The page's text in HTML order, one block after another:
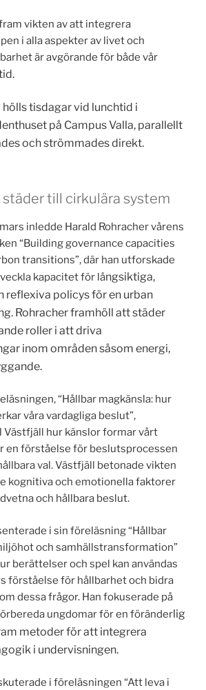
vikten av att integrera
i alla aspekter av livet och
är avgörande för både vår
hölls tisdagar vid lunchtid i
på Campus Valla, parallellt
och strömmades direkt.
städer till cirkulära system
inledde Harald Rohracher vårens
“Building governance capacities
transitions”, där han utforskade
kapacitet för långsiktiga,
reflexiva policys för en urban
Rohracher framhöll att städer
roller i att driva
inom områden såsom energi,
“Hållbar magkänsla: hur
våra vardagliga beslut”,
Västfjäll hur känslor formar vårt
en förståelse för beslutsprocessen
val. Västfjäll betonade vikten
kognitiva och emotionella faktorer
och hållbara beslut.
i sin föreläsning “Hållbar
och samhällstransformation”
berättelser och spel kan användas
förståelse för hållbarhet och bidra
dessa frågor. Han fokuserade på
ungdomar för en föränderlig
metoder för att integrera
i undervisningen.
i föreläsningen “Att leva i